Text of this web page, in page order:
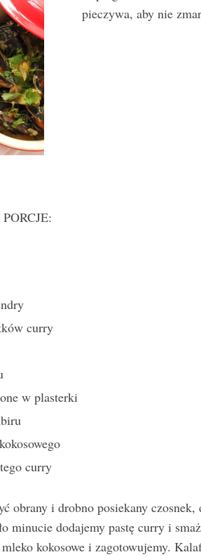
pieczywa, aby nie
curry
w plasterki
curry
obrany i drobno posiekany
minucie dodajemy pastę curry i
kokosowe i zagotowujemy.